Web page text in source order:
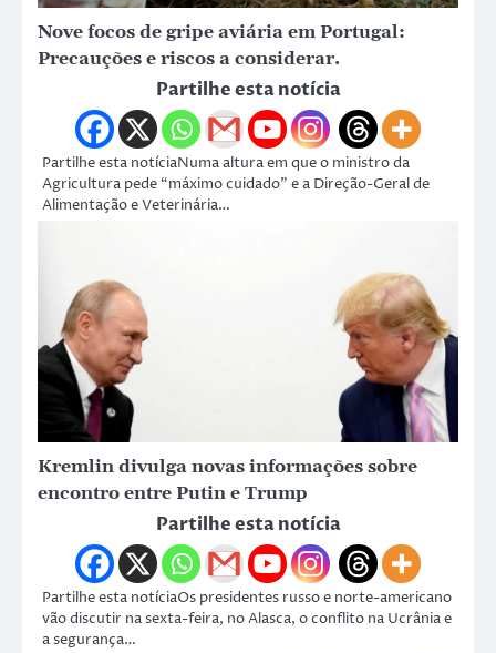
Nove focos de gripe aviária em Portugal:
Precauções e riscos a considerar.
Partilhe esta notícia
Partilhe esta notíciaNuma altura em que o ministro da
Agricultura pede “máximo cuidado” e a Direção-Geral de
Alimentação e Veterinária…
Kremlin divulga novas informações sobre
encontro entre Putin e Trump
Partilhe esta notícia
Partilhe esta notíciaOs presidentes russo e norte-americano
vão discutir na sexta-feira, no Alasca, o conflito na Ucrânia e
a segurança…